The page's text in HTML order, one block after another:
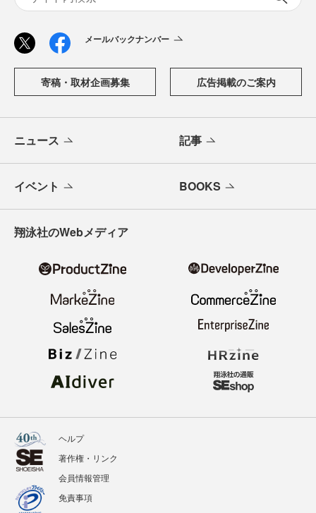
メールバックナンバー
寄稿・取材企画募集 広告掲載のご案内
ニュース 記事
イベント BOOKS
翔泳社のWebメディア
ヘルプ
著作権・リンク
会員情報管理
免責事項